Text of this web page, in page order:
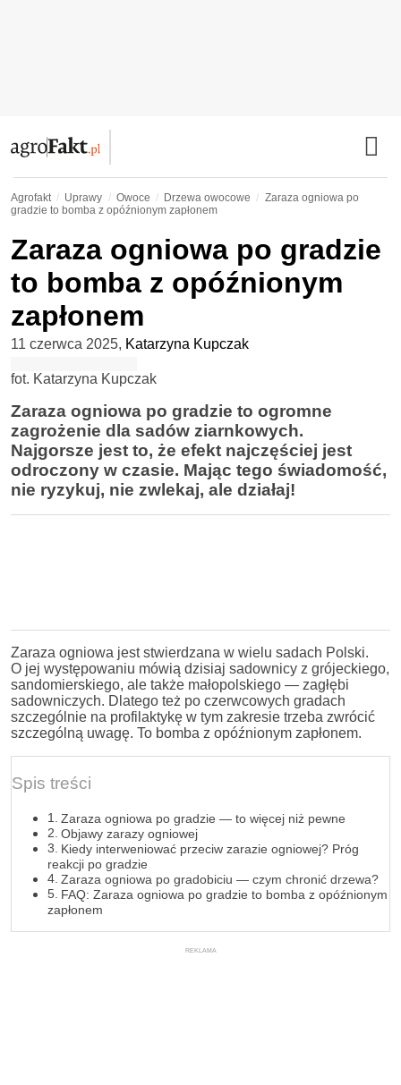
Agrofakt Uprawy Owoce Drzewa owocowe
Zaraza ogniowa po
gradzie to bomba z opóźnionym zapłonem
Zaraza ogniowa po gradzie
to bomba z opóźnionym
zapłonem
11 czerwca 2025, Katarzyna Kupczak
fot. Katarzyna Kupczak
Zaraza ogniowa po gradzie to ogromne
zagrożenie dla sadów ziarnkowych.
Najgorsze jest to, że efekt najczęściej jest
odroczony w czasie. Mając tego świadomość,
nie ryzykuj, nie zwlekaj, ale działaj!
Zaraza ogniowa jest stwierdzana w wielu sadach Polski.
O jej występowaniu mówią dzisiaj sadownicy z grójeckiego,
sandomierskiego, ale także małopolskiego — zagłębi
sadowniczych. Dlatego też po czerwcowych gradach
szczególnie na profilaktykę w tym zakresie trzeba zwrócić
szczególną uwagę. To bomba z opóźnionym zapłonem.
Spis treści
Zaraza ogniowa po gradzie — to więcej niż pewne
Objawy zarazy ogniowej
Kiedy interweniować przeciw zarazie ogniowej? Próg
reakcji po gradzie
Zaraza ogniowa po gradobiciu — czym chronić drzewa?
FAQ: Zaraza ogniowa po gradzie to bomba z opóźnionym
zapłonem
REKLAMA